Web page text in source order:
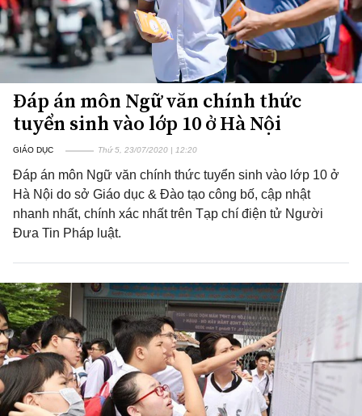
Đáp án môn Ngữ văn chính thức
tuyển sinh vào lớp 10 ở Hà Nội
GIÁO DỤC Thứ 5, 23/07/2020 | 12:20
Đáp án môn Ngữ văn chính thức tuyển sinh vào lớp 10 ở
Hà Nội do sở Giáo dục & Đào tạo công bố, cập nhật
nhanh nhất, chính xác nhất trên Tạp chí điện tử Người
Đưa Tin Pháp luật.